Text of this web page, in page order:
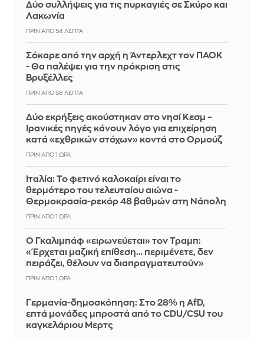
Δύο συλλήψεις για τις πυρκαγιές σε Σκύρο και
Λακωνία
ΠΡΙΝ ΑΠΌ 54 ΛΕΠΤΆ
Σόκαρε από την αρχή η Άντερλεχτ τον ΠΑΟΚ
- Θα παλέψει για την πρόκριση στις
Βρυξέλλες
ΠΡΙΝ ΑΠΌ 58 ΛΕΠΤΆ
Δύο εκρήξεις ακούστηκαν στο νησί Κεσμ –
Ιρανικές πηγές κάνουν λόγο για επιχείρηση
κατά «εχθρικών στόχων» κοντά στο Ορμούζ
ΠΡΙΝ ΑΠΌ 1 ΏΡΑ
Ιταλία: To φετινό καλοκαίρι είναι το
θερμότερο του τελευταίου αιώνα -
Θερμοκρασία-ρεκόρ 48 βαθμών στη Νάπολη
ΠΡΙΝ ΑΠΌ 1 ΏΡΑ
Ο Γκαλιμπάφ «ειρωνεύεται» τον Τραμπ:
«Έρχεται μαζική επίθεση… περιμένετε, δεν
πειράζει, θέλουν να διαπραγματευτούν»
ΠΡΙΝ ΑΠΌ 1 ΏΡΑ
Γερμανία-δημοσκόπηση: Στο 28% η AfD,
επτά μονάδες μπροστά από το CDU/CSU του
καγκελάριου Μερτς